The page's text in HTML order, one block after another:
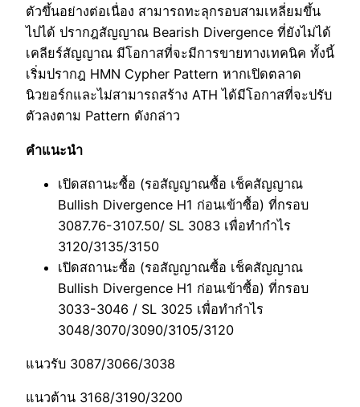
ตัวขึ้นอย่างต่อเนื่อง สามารถทะลุกรอบสามเหลี่ยมขึ้น
ไปได้ ปรากฎสัญญาณ Bearish Divergence ที่ยังไม่ได้
เคลียร์สัญญาณ มีโอกาสที่จะมีการขายทางเทคนิค ทั้งนี้
เริ่มปรากฎ HMN Cypher Pattern หากเปิดตลาด
นิวยอร์กและไม่สามารถสร้าง ATH ได้มีโอกาสที่จะปรับ
ตัวลงตาม Pattern ดังกล่าว
คำแนะนำ
เปิดสถานะซื้อ (รอสัญญาณซื้อ เช็คสัญญาณ
Bullish Divergence H1 ก่อนเข้าซื้อ) ที่กรอบ
3087.76-3107.50/ SL 3083 เพื่อทำกำไร
3120/3135/3150
เปิดสถานะซื้อ (รอสัญญาณซื้อ เช็คสัญญาณ
Bullish Divergence H1 ก่อนเข้าซื้อ) ที่กรอบ
3033-3046 / SL 3025 เพื่อทำกำไร
3048/3070/3090/3105/3120
แนวรับ 3087/3066/3038
แนวต้าน 3168/3190/3200